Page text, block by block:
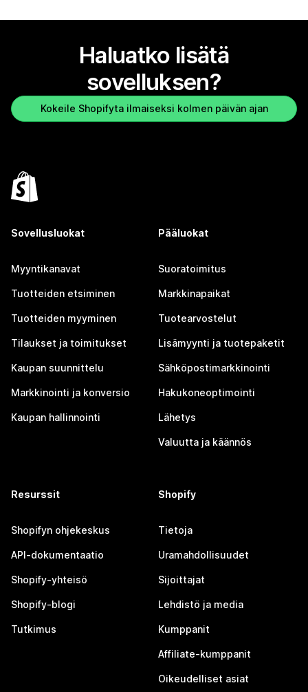
Haluatko lisätä
sovelluksen?
Kokeile Shopifyta ilmaiseksi kolmen päivän ajan
Sovellusluokat
Myyntikanavat
Tuotteiden etsiminen
Tuotteiden myyminen
Tilaukset ja toimitukset
Kaupan suunnittelu
Markkinointi ja konversio
Kaupan hallinnointi
Pääluokat
Suoratoimitus
Markkinapaikat
Tuotearvostelut
Lisämyynti ja tuotepaketit
Sähköpostimarkkinointi
Hakukoneoptimointi
Lähetys
Valuutta ja käännös
Resurssit
Shopifyn ohjekeskus
API-dokumentaatio
Shopify-yhteisö
Shopify-blogi
Tutkimus
Shopify
Tietoja
Uramahdollisuudet
Sijoittajat
Lehdistö ja media
Kumppanit
Affiliate-kumppanit
Oikeudelliset asiat